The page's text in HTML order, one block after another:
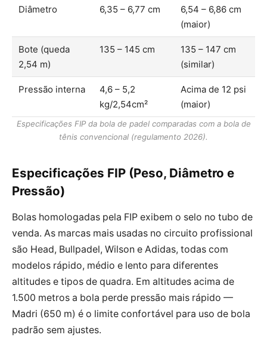
Diâmetro 6,35 – 6,77 cm
6,54 – 6,86 cm
(maior)
Bote (queda
2,54 m)
135 – 145 cm
135 – 147 cm
(similar)
Pressão interna
4,6 – 5,2
kg/2,54cm²
Acima de 12 psi
(maior)
Especificações FIP da bola de padel comparadas com a bola de
tênis convencional (regulamento 2026).
Especificações FIP (Peso, Diâmetro e
Pressão)
Bolas homologadas pela FIP exibem o selo no tubo de
venda. As marcas mais usadas no circuito profissional
são Head, Bullpadel, Wilson e Adidas, todas com
modelos rápido, médio e lento para diferentes
altitudes e tipos de quadra. Em altitudes acima de
1.500 metros a bola perde pressão mais rápido —
Madri (650 m) é o limite confortável para uso de bola
padrão sem ajustes.